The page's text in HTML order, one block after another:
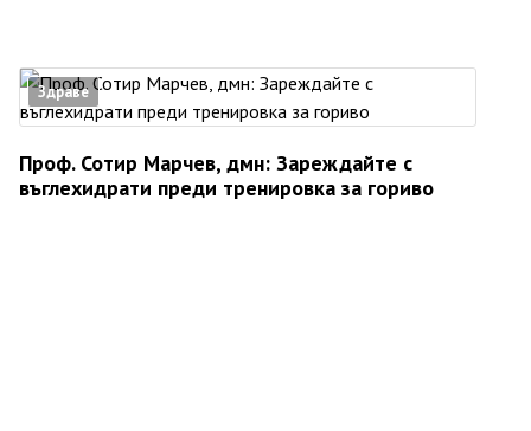
Здраве
Проф. Сотир Марчев, дмн: Зареждайте с
въглехидрати преди тренировка за гориво